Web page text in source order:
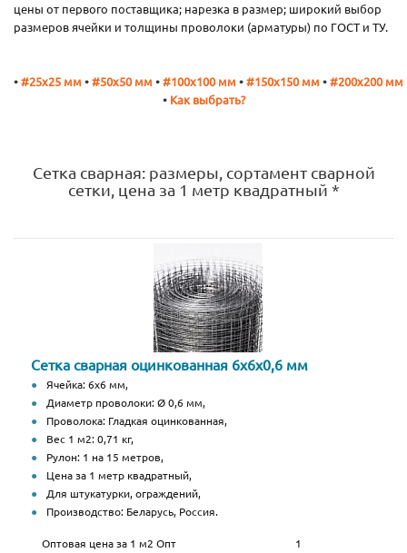
цены от первого поставщика; нарезка в размер; широкий выбор
размеров ячейки и толщины проволоки (арматуры) по ГОСТ и ТУ.
•#25x25 мм •#50x50 мм •#100x100 мм •#150x150 мм •#200x200 мм
• Как выбрать?
Сетка сварная: размеры, сортамент сварной
сетки, цена за 1 метр квадратный *
Сетка сварная оцинкованная 6х6х0,6 мм
Ячейка: 6х6 мм,
Диаметр проволоки: Ø 0,6 мм,
Проволока: Гладкая оцинкованная,
Вес 1 м2: 0,71 кг,
Рулон: 1 на 15 метров,
Цена за 1 метр квадратный,
Для штукатурки, ограждений,
Производство: Беларусь, Россия.
Оптовая цена за 1 м2 Опт
1